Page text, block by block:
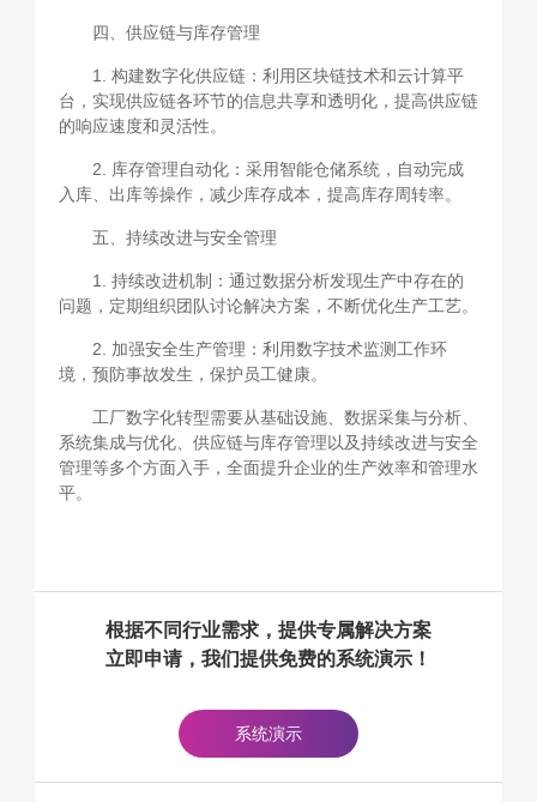
四、供应链与库存管理
1. 构建数字化供应链：利用区块链技术和云计算平
台，实现供应链各环节的信息共享和透明化，提高供应链
的响应速度和灵活性。
2. 库存管理自动化：采用智能仓储系统，自动完成
入库、出库等操作，减少库存成本，提高库存周转率。
五、持续改进与安全管理
1. 持续改进机制：通过数据分析发现生产中存在的
问题，定期组织团队讨论解决方案，不断优化生产工艺。
2. 加强安全生产管理：利用数字技术监测工作环
境，预防事故发生，保护员工健康。
工厂数字化转型需要从基础设施、数据采集与分析、
系统集成与优化、供应链与库存管理以及持续改进与安全
管理等多个方面入手，全面提升企业的生产效率和管理水
平。
根据不同行业需求，提供专属解决方案
立即申请，我们提供免费的系统演示！
系统演示